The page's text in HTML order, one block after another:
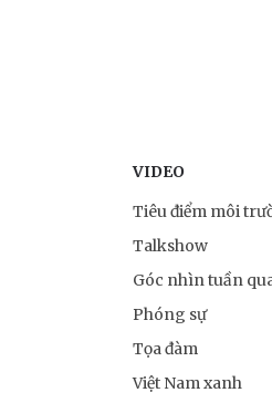
VIDEO
Tiêu điểm môi
Talkshow
Góc nhìn tuần
Phóng sự
Tọa đàm
Việt Nam xanh